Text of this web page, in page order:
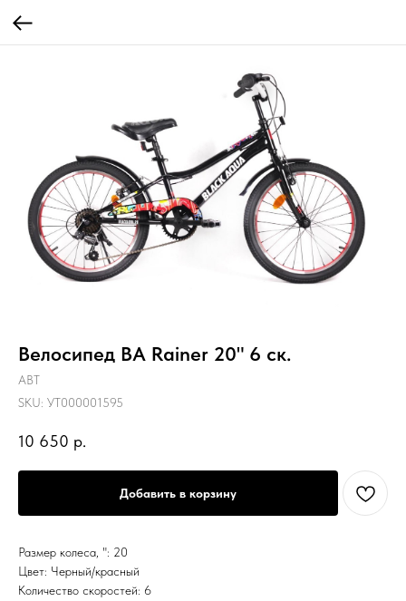
Велосипед ВА Rainer 20" 6 ск.
ABT
SKU: УТ000001595
10 650 р.
Добавить в корзину
Размер колеса, ": 20
Цвет: Черный/красный
Количество скоростей: 6